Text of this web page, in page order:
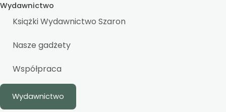
Wydawnictwo
Książki Wydawnictwo Szaron
Nasze gadżety
Współpraca
Wydawnictwo